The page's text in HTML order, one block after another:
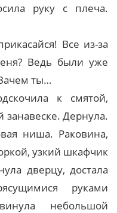
руку с плеча.
Все из-за
Ведь были уже
ты…
к смятой,
занавеске. Дернула.
ниша. Раковина,
узкий шкафчик
дверцу, достала
руками
небольшой